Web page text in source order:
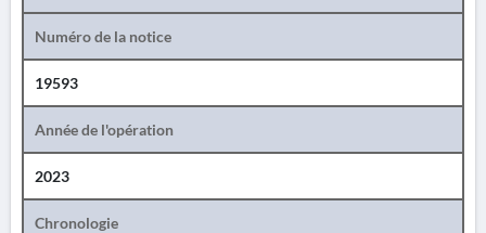
Numéro de la notice
19593
Année de l'opération
2023
Chronologie